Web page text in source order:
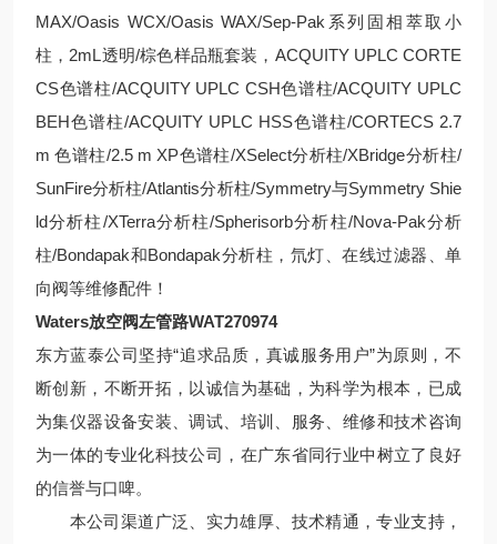
MAX/Oasis WCX/Oasis WAX/Sep-Pak系列固相萃取小
柱，2mL透明/棕色样品瓶套装，ACQUITY UPLC CORTE
CS色谱柱/ACQUITY UPLC CSH色谱柱/ACQUITY UPLC
BEH色谱柱/ACQUITY UPLC HSS色谱柱/CORTECS 2.7
m 色谱柱/2.5 m XP色谱柱/XSelect分析柱/XBridge分析柱/
SunFire分析柱/Atlantis分析柱/Symmetry与Symmetry Shie
ld分析柱/XTerra分析柱/Spherisorb分析柱/Nova-Pak分析
柱/Bondapak和Bondapak分析柱，氘灯、在线过滤器、单
向阀等维修配件！
Waters放空阀左管路WAT270974
东方蓝泰公司坚持“追求品质，真诚服务用户”为原则，不
断创新，不断开拓，以诚信为基础，为科学为根本，已成
为集仪器设备安装、调试、培训、服务、维修和技术咨询
为一体的专业化科技公司，在广东省同行业中树立了良好
的信誉与口啤。
本公司渠道广泛、实力雄厚、技术精通，专业支持，